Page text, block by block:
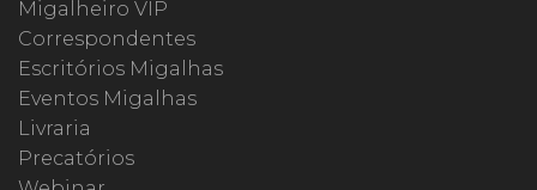
Migalheiro VIP
Correspondentes
Escritórios Migalhas
Eventos Migalhas
Livraria
Precatórios